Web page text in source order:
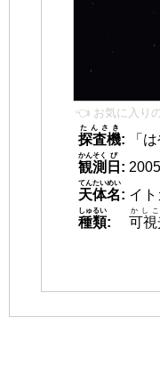
👈 お気に入り
探査機
たんさき
:
「
観測
かんそく
日
び
:
天体名
てんたいめい
: イト
種類
しゅるい
: 可視
かしこ